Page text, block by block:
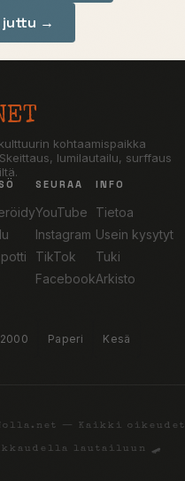
juttu →
kohtaamispaikka
lumilautailu, surffaus
SEURAA
YouTube
Instagram
TikTok
Facebook
INFO
Tietoa
Usein kysytyt
Tuki
Arkisto
2000 Paperi Kesä
Nolla.net — Kaikki oikeudet
lautailuun 🛹